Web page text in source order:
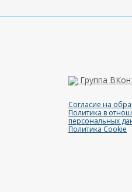
Группа
Согласие на
Политика в
персональных
Политика Cookie